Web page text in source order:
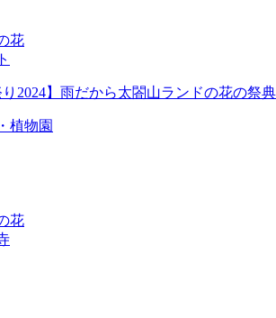
花
り2024】雨だから太閤山ランドの花の祭
植物園
花